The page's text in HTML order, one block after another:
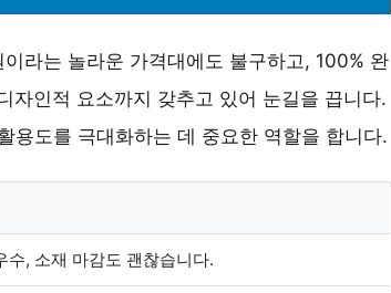
라는 놀라운 가격대에도 불구하고, 100% 완
자인적 요소까지 갖추고 있어 눈길을 끕니다.
용도를 극대화하는 데 중요한 역할을 합니다.
수, 소재 마감도 괜찮습니다.